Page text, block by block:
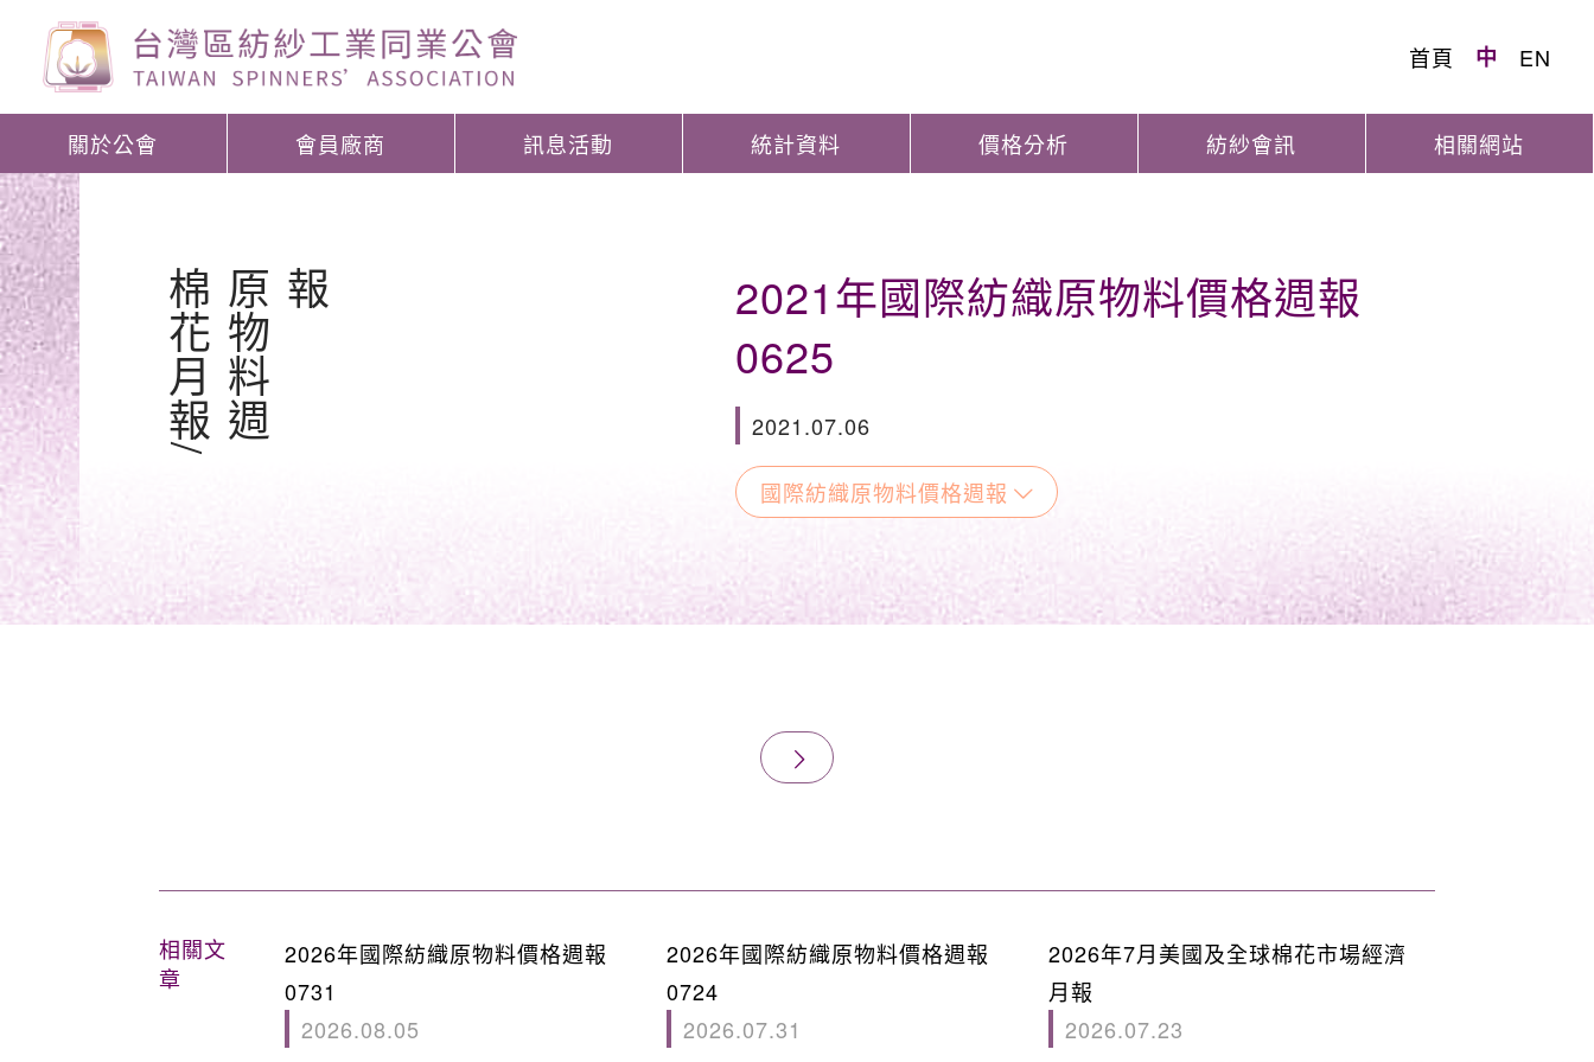
首頁 中 EN
關於公會 會員廠商 訊息活動 統計資料 價格分析 紡紗會訊 相關網站
棉
花
月
報
/
原
物
料
週
報
2021年國際紡織原物料價格週報
0625
2021.07.06
國際紡織原物料價格週報
相關文
章
2026年國際紡織原物料價格週報
0731
2026.08.05
2026年國際紡織原物料價格週報
0724
2026.07.31
2026年7月美國及全球棉花市場經濟
月報
2026.07.23